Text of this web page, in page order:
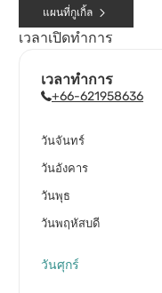
แผนที่กูเกิ้ล
เวลาเปิดทำการ
เวลาทำการ
+66-621958636
วันจันทร์
วันอังคาร
วันพุธ
วันพฤหัสบดี
วันศุกร์